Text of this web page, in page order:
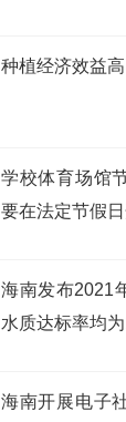
种植经济效益
学校体育场馆
要在法定节假
海南发布2021
水质达标率均
海南开展电子